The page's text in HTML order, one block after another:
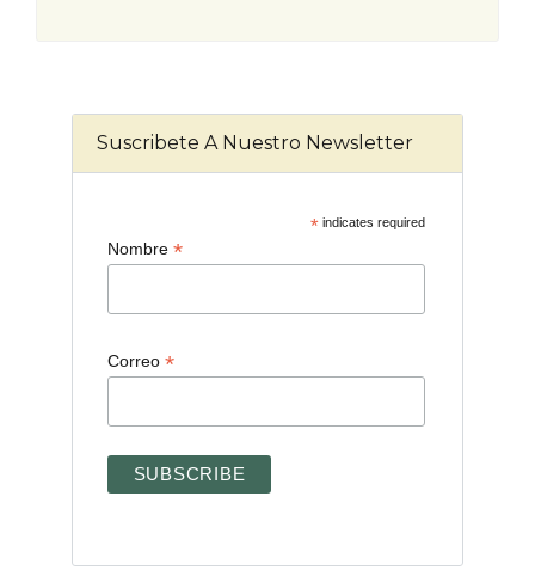
Suscribete A Nuestro Newsletter
*indicates required
Nombre *
Correo *